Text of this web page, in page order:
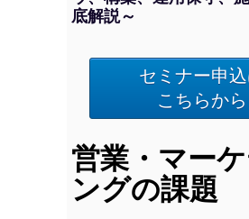
底解説～
セミナー申
こちらから
営業・マー
ングの課題